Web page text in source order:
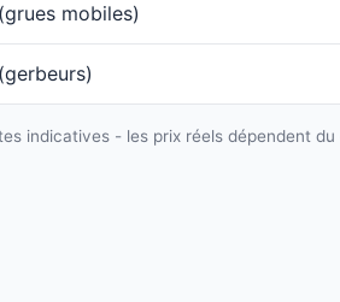
mobiles)
indicatives - les prix réels dépendent